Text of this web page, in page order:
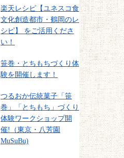
楽天レシピ【ユネスコ食
文化創造都市・鶴岡のレ
シピ】 をご活用くださ
い！
笹巻・とちもちづくり体
験を開催します！
つるおか伝統菓子「笹
巻」「とちもち」づくり
体験ワークショップ開
催!（東京・八芳園
MuSuBu)